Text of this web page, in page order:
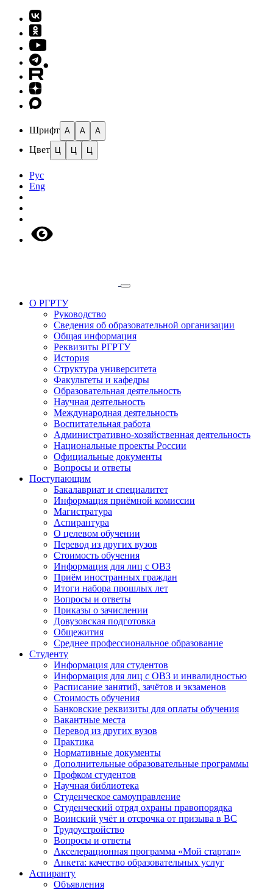
Шрифт A A A
Цвет Ц Ц Ц
Рус
Eng
О РГРТУ
Руководство
Сведения об образовательной организации
Общая информация
Реквизиты РГРТУ
История
Структура университета
Факультеты и кафедры
Образовательная деятельность
Научная деятельность
Международная деятельность
Воспитательная работа
Административно-хозяйственная деятельность
Национальные проекты России
Официальные документы
Вопросы и ответы
Поступающим
Бакалавриат и специалитет
Информация приёмной комиссии
Магистратура
Аспирантура
О целевом обучении
Перевод из других вузов
Стоимость обучения
Информация для лиц с ОВЗ
Приём иностранных граждан
Итоги набора прошлых лет
Вопросы и ответы
Приказы о зачислении
Довузовская подготовка
Общежития
Среднее профессиональное образование
Студенту
Информация для студентов
Информация для лиц с ОВЗ и инвалидностью
Расписание занятий, зачётов и экзаменов
Стоимость обучения
Банковские реквизиты для оплаты обучения
Вакантные места
Перевод из других вузов
Практика
Нормативные документы
Дополнительные образовательные программы
Профком студентов
Научная библиотека
Студенческое самоуправление
Студенческий отряд охраны правопорядка
Воинский учёт и отсрочка от призыва в ВС
Трудоустройство
Вопросы и ответы
Акселерационная программа «Мой стартап»
Анкета: качество образовательных услуг
Аспиранту
Объявления